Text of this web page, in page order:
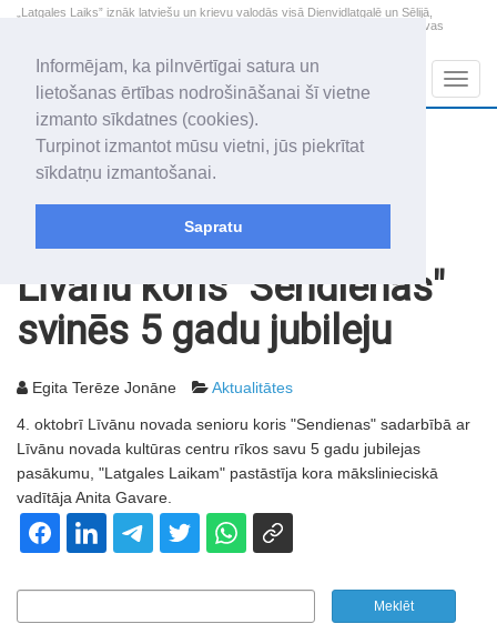
Informējam, ka pilnvērtīgai satura un
lietošanas ērtības nodrošināšanai šī vietne
izmanto sīkdatnes (cookies).
Turpinot izmantot mūsu vietni, jūs piekrītat
sīkdatņu izmantošanai.
Sapratu
„Latgales Laiks” iznāk latviešu un krievu valodās visā Dienvidlatgalē un Sēlijā,
„Latgales Laiks” latviešu valodā aptver Daugavpils valstspilsētu, Augšdaugavas
2026. gada 9. augusts
Svētdiena
Genovefa, Genoveva, Madara
+17.2
Līvānu koris "Sendienas"
svinēs 5 gadu jubileju
Egita Terēze Jonāne Aktualitātes
4. oktobrī Līvānu novada senioru koris "Sendienas" sadarbībā ar
Līvānu novada kultūras centru rīkos savu 5 gadu jubilejas
pasākumu, "Latgales Laikam" pastāstīja kora mākslinieciskā
vadītāja Anita Gavare.